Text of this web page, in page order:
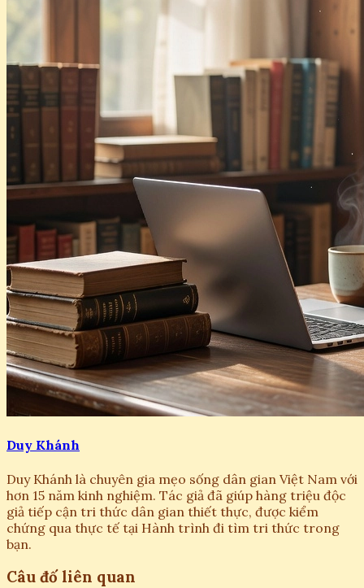
Duy Khánh
Duy Khánh là chuyên gia mẹo sống dân gian Việt Nam với
hơn 15 năm kinh nghiệm. Tác giả đã giúp hàng triệu độc
giả tiếp cận tri thức dân gian thiết thực, được kiểm
chứng qua thực tế tại Hành trình đi tìm tri thức trong
bạn.
Câu đố liên quan